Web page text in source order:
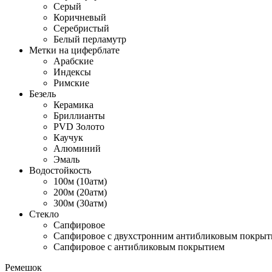
Серый
Коричневый
Серебристый
Белый перламутр
Метки на циферблате
Арабские
Индексы
Римские
Безель
Керамика
Бриллианты
PVD Золото
Каучук
Алюминий
Эмаль
Водостойкость
100м (10атм)
200м (20атм)
300м (30атм)
Стекло
Сапфировое
Сапфировое с двухстронним антибликовым
Сапфировое с антибликовым покрытием
Ремешок